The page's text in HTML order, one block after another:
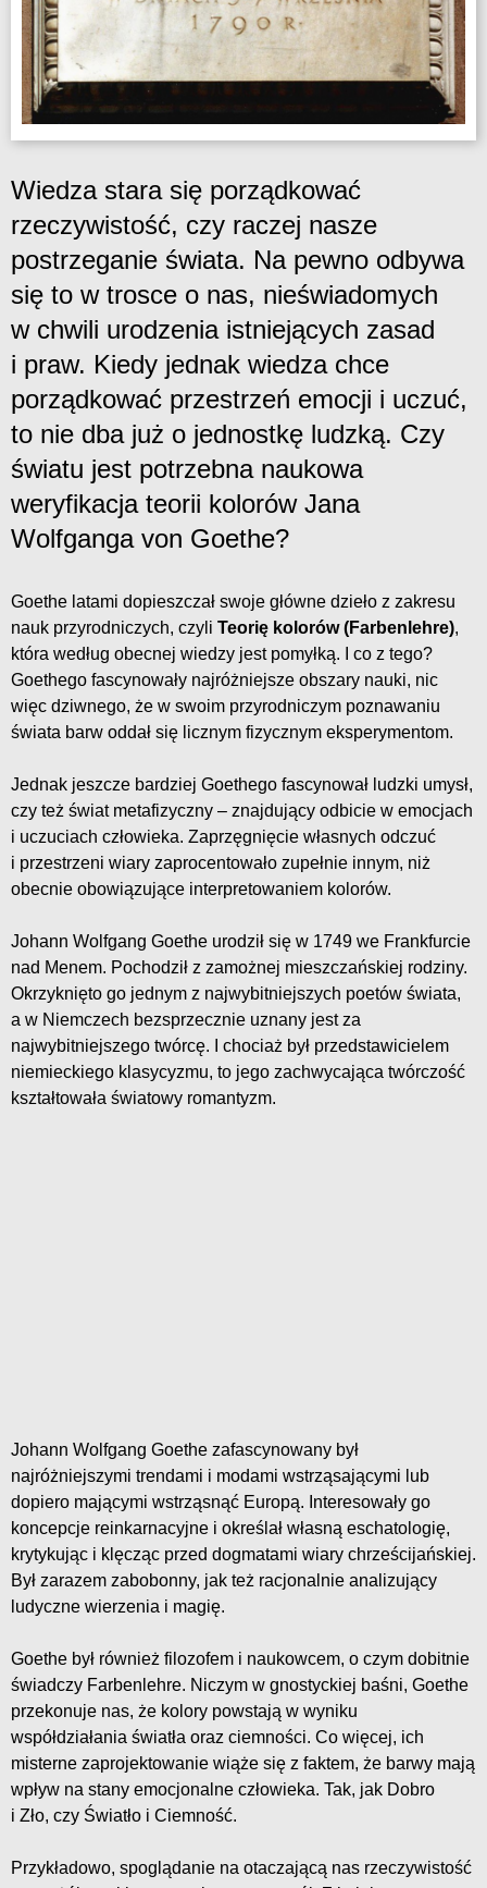
Wiedza stara się porządkować
rzeczywistość, czy raczej nasze
postrzeganie świata. Na pewno odbywa
się to w trosce o nas, nieświadomych
w chwili urodzenia istniejących zasad
i praw. Kiedy jednak wiedza chce
porządkować przestrzeń emocji i uczuć,
to nie dba już o jednostkę ludzką. Czy
światu jest potrzebna naukowa
weryfikacja teorii kolorów Jana
Wolfganga von Goethe?
Goethe latami dopieszczał swoje główne dzieło z zakresu
nauk przyrodniczych, czyli Teorię kolorów (Farbenlehre),
która według obecnej wiedzy jest pomyłką. I co z tego?
Goethego fascynowały najróżniejsze obszary nauki, nic
więc dziwnego, że w swoim przyrodniczym poznawaniu
świata barw oddał się licznym fizycznym eksperymentom.
Jednak jeszcze bardziej Goethego fascynował ludzki umysł,
czy też świat metafizyczny – znajdujący odbicie w emocjach
i uczuciach człowieka. Zaprzęgnięcie własnych odczuć
i przestrzeni wiary zaprocentowało zupełnie innym, niż
obecnie obowiązujące interpretowaniem kolorów.
Johann Wolfgang Goethe urodził się w 1749 we Frankfurcie
nad Menem. Pochodził z zamożnej mieszczańskiej rodziny.
Okrzyknięto go jednym z najwybitniejszych poetów świata,
a w Niemczech bezsprzecznie uznany jest za
najwybitniejszego twórcę. I chociaż był przedstawicielem
niemieckiego klasycyzmu, to jego zachwycająca twórczość
kształtowała światowy romantyzm.
Johann Wolfgang Goethe zafascynowany był
najróżniejszymi trendami i modami wstrząsającymi lub
dopiero mającymi wstrząsnąć Europą. Interesowały go
koncepcje reinkarnacyjne i określał własną eschatologię,
krytykując i klęcząc przed dogmatami wiary chrześcijańskiej.
Był zarazem zabobonny, jak też racjonalnie analizujący
ludyczne wierzenia i magię.
Goethe był również filozofem i naukowcem, o czym dobitnie
świadczy Farbenlehre. Niczym w gnostyckiej baśni, Goethe
przekonuje nas, że kolory powstają w wyniku
współdziałania światła oraz ciemności. Co więcej, ich
misterne zaprojektowanie wiąże się z faktem, że barwy mają
wpływ na stany emocjonalne człowieka. Tak, jak Dobro
i Zło, czy Światło i Ciemność.
Przykładowo, spoglądanie na otaczającą nas rzeczywistość